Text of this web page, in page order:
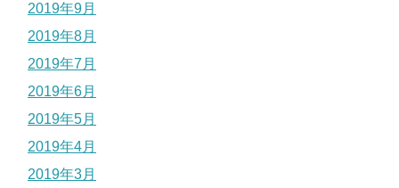
2019年9月
2019年8月
2019年7月
2019年6月
2019年5月
2019年4月
2019年3月